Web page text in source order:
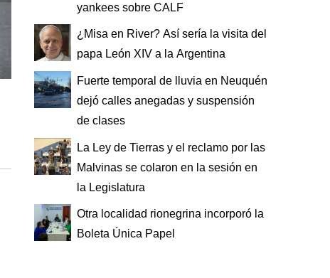
yankees sobre CALF
¿Misa en River? Así sería la visita del
papa León XIV a la Argentina
Fuerte temporal de lluvia en Neuquén
dejó calles anegadas y suspensión
de clases
La Ley de Tierras y el reclamo por las
Malvinas se colaron en la sesión en
la Legislatura
Otra localidad rionegrina incorporó la
Boleta Única Papel